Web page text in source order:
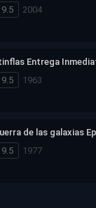
9.5
2004
Entrega
9.5
1963
9.5
1977